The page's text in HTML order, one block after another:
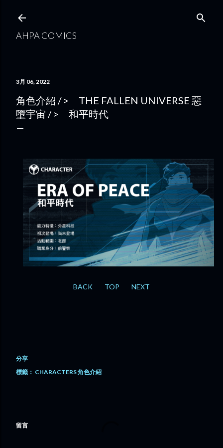
AHPA COMICS
3月 06, 2022
角色介紹 / > THE FALLEN UNIVERSE 惡
墮宇宙 / > 和平時代
BACK TOP NEXT
分享
標籤： CHARACTERS 角色介紹
留言